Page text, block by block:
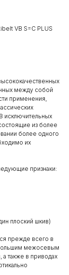
VB S=C PLUS
между собой
применения,
исключительных
из более
более одного
их
признаки:
плоский шкив)
прежде всего в
межосевым
также в приводах